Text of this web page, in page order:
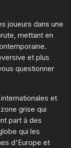
joueurs dans une
mettant en
et plus
questionner
et
grise qui
part à des
qui les
d'Europe et